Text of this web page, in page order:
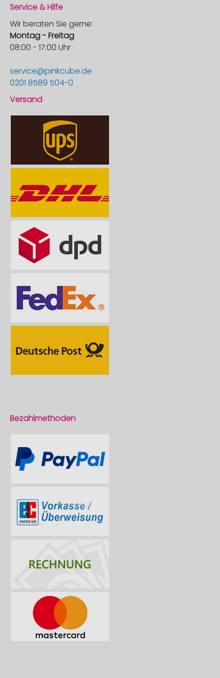
Service & Hilfe
Wir beraten Sie gerne:
Montag - Freitag
08:00 - 17:00 Uhr
service@pinkcube.de
0201 8589 504-0
Versand
Bezahlmethoden